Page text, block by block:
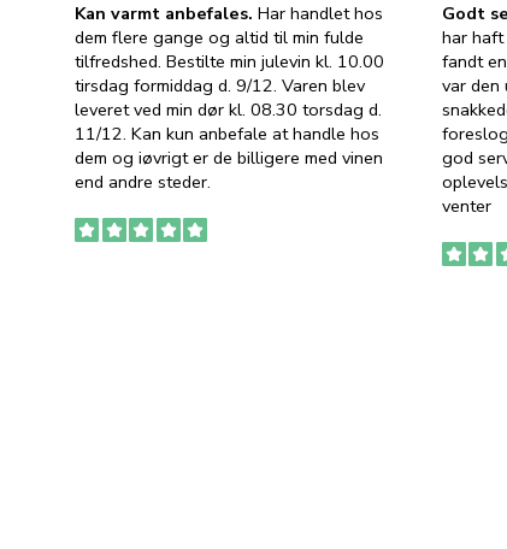
Kan varmt anbefales. Har handlet hos
dem flere gange og altid til min fulde
tilfredshed. Bestilte min julevin kl. 10.00
tirsdag formiddag d. 9/12. Varen blev
leveret ved min dør kl. 08.30 torsdag d.
11/12. Kan kun anbefale at handle hos
dem og iøvrigt er de billigere med vinen
end andre steder.
Godt
har
fandt
var den
god
venter